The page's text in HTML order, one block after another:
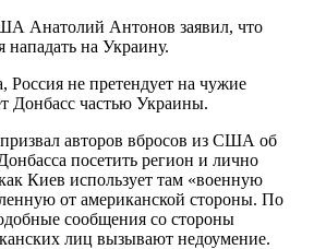
Анатолий Антонов заявил, что
нападать на Украину.
не претендует на чужие
Донбасс частью Украины.
авторов вбросов из США об
посетить регион и лично
Киев использует там «военную
от американской стороны. По
сообщения со стороны
лиц вызывают недоумение.